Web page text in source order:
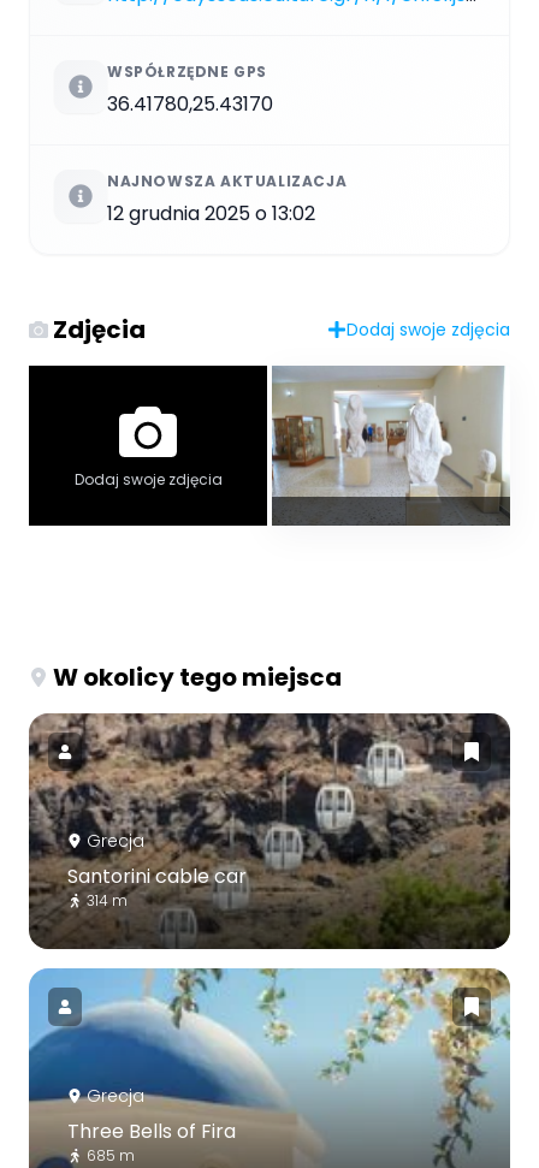
WSPÓŁRZĘDNE GPS
36.41780,25.43170
NAJNOWSZA AKTUALIZACJA
12 grudnia 2025 o 13:02
Zdjęcia Dodaj swoje zdjęcia
Dodaj swoje zdjęcia
W okolicy tego miejsca
Grecja
Santorini cable car
314 m
Grecja
Three Bells of Fira
685 m